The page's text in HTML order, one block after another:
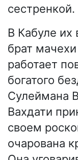
сестренкой.
В Кабуле их
брат
работает
богатого
Сулеймана
Вахдати
своем
очарована